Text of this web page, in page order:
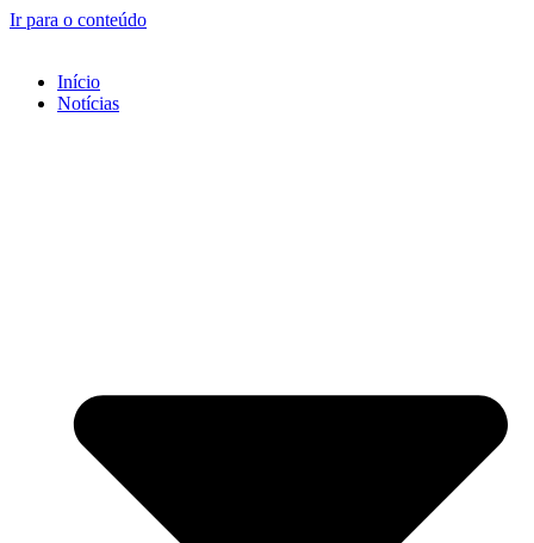
Ir para o conteúdo
Início
Notícias